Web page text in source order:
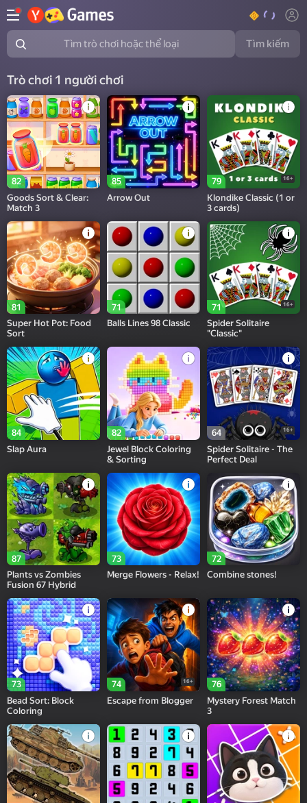
Tìm trò chơi hoặc thể loại Tìm kiếm
Trò chơi 1 người chơi
82
Goods Sort & Clear:
Match 3
85
Arrow Out
79 16+
Klondike Classic (1 or
3 cards)
81
Super Hot Pot: Food
Sort
71
Balls Lines 98 Classic
71 16+
Spider Solitaire
"Classic"
84
Slap Aura
82
Jewel Block Coloring
& Sorting
64 16+
Spider Solitaire - The
Perfect Deal
87
Plants vs Zombies
Fusion 67 Hybrid
73
Merge Flowers - Relax!
72
Combine stones!
73
Bead Sort: Block
Coloring
74 16+
Escape from Blogger
76
Mystery Forest Match
3